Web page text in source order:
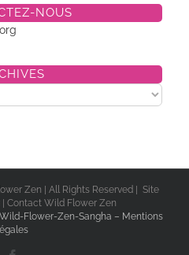
NOUS
Zen | All Rights Reserved | Site
| Contact Wild Flower Zen
Flower-Zen-Sangha – Mentions